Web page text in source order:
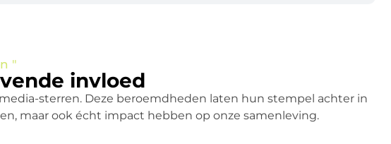
"
invloed
sterren. Deze beroemdheden laten hun stempel achter in
maar ook écht impact hebben op onze samenleving.